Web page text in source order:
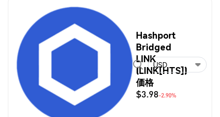
Hashport
Bridged
LINK
(LINK[HTS])
価格
$3.98-2.90%
USD